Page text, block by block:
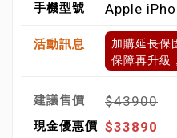
Apple
加購延長保
保障再升級
$43900
$33890